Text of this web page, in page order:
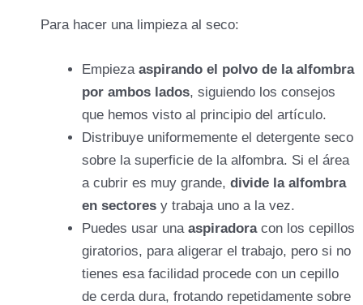
Para hacer una limpieza al seco:
Empieza aspirando el polvo de la alfombra
por ambos lados, siguiendo los consejos
que hemos visto al principio del artículo.
Distribuye uniformemente el detergente seco
sobre la superficie de la alfombra. Si el área
a cubrir es muy grande, divide la alfombra
en sectores y trabaja uno a la vez.
Puedes usar una aspiradora con los cepillos
giratorios, para aligerar el trabajo, pero si no
tienes esa facilidad procede con un cepillo
de cerda dura, frotando repetidamente sobre